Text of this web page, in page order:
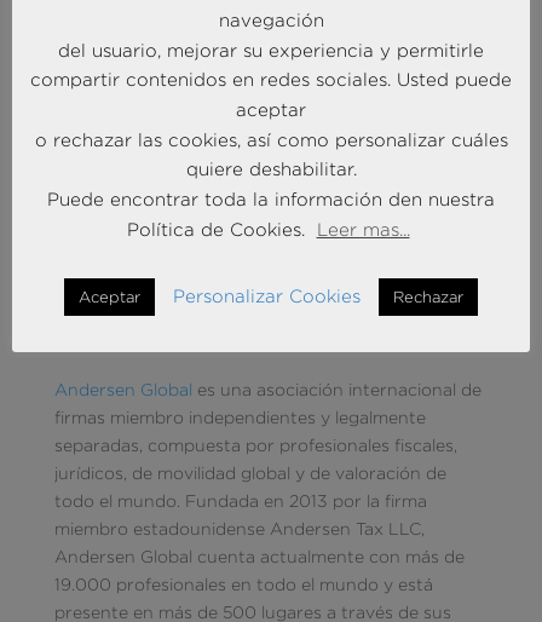
capacidad de análisis del negocio y las operaciones,
gracias a la efectividad de la tecnología del dato. Por
su parte, como miembro de Andersen Consulting,
Braintrust pondrá a disposición de sus clientes la
de los más de 90 Socios y 400
profesionales de Andersen Iberia en todas las áreas
del derecho de los negocios, así como su
especialización en los distintos sectores e industrias.
Sobre Andersen
Andersen Tax & Legal, S.L.P. y Andersen Tax & Legal
Iberia, S.L.P. son las firmas españolas miembro de
Andersen Global es una asociación internacional de
firmas miembro independientes y legalmente
separadas, compuesta por profesionales fiscales,
jurídicos, de movilidad global y de valoración de
todo el mundo. Fundada en 2013 por la firma
miembro estadounidense Andersen Tax LLC,
Andersen Global cuenta actualmente con más de
19.000 profesionales en todo el mundo y está
presente en más de 500 lugares a través de sus
navegación
del usuario, mejorar su experiencia y permitirle
compartir contenidos en redes sociales. Usted puede
aceptar
o rechazar las cookies, así como personalizar cuáles
quiere deshabilitar.
Puede encontrar toda la información den nuestra
Política de Cookies.
Leer mas...
Aceptar Personalizar Cookies Rechazar